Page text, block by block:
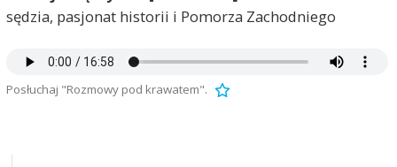
sędzia, pasjonat historii i Pomorza Zachodniego
Posłuchaj "Rozmowy pod krawatem".